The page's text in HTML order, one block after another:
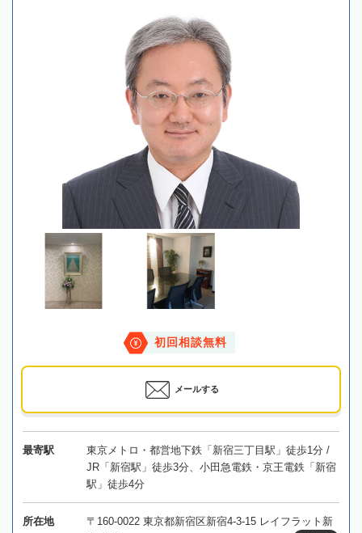
初回相談無料
メールする
最寄駅
東京メトロ・都営地下鉄「新宿三丁目駅」徒歩1分 /
JR「新宿駅」徒歩3分、小田急電鉄・京王電鉄「新宿
駅」徒歩4分
所在地
〒160-0022 東京都新宿区新宿4-3-15 レイフラット新